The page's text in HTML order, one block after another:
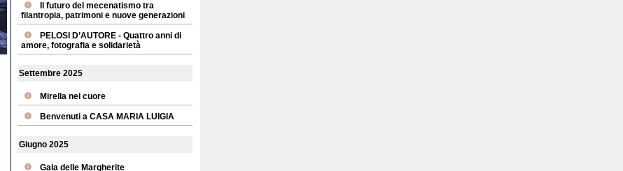
Il futuro del mecenatismo tra
filantropia, patrimoni e nuove generazioni
PELOSI D’AUTORE - Quattro anni di
amore, fotografia e solidarietà
Settembre 2025
Mirella nel cuore
Benvenuti a CASA MARIA LUIGIA
Giugno 2025
Gala delle Margherite